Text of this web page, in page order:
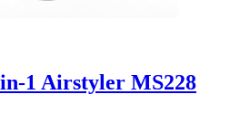
1 Airstyler MS228